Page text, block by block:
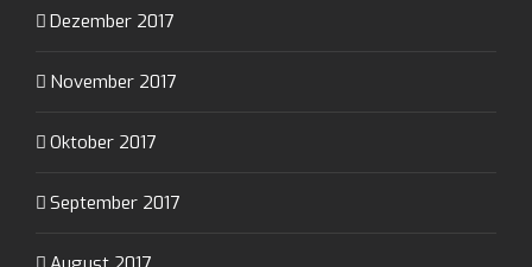
Dezember 2017
November 2017
Oktober 2017
September 2017